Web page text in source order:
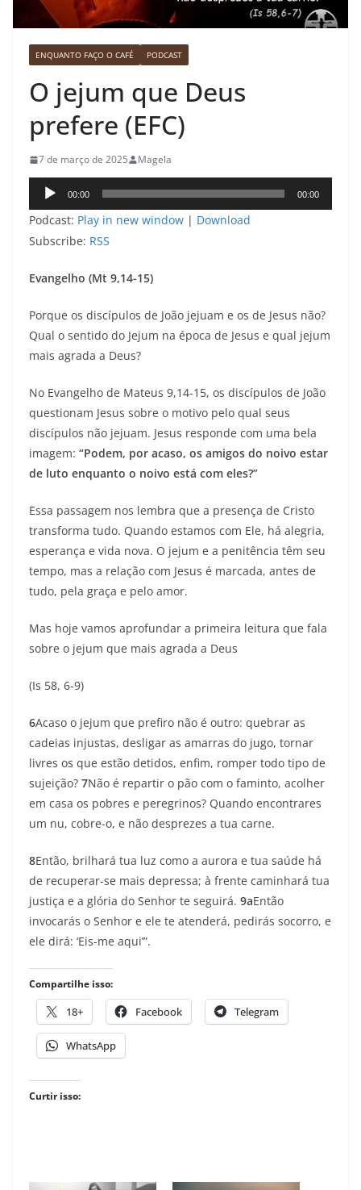
ENQUANTO FAÇO O CAFÉ PODCAST
O jejum que Deus
prefere (EFC)
7 de março de 2025 Magela
Tocador
de
áudio
00:00 00:00
Podcast: Play in new window | Download
Subscribe: RSS
Evangelho (Mt 9,14-15)
Porque os discípulos de João jejuam e os de Jesus não?
Qual o sentido do Jejum na época de Jesus e qual jejum
mais agrada a Deus?
No Evangelho de Mateus 9,14-15, os discípulos de João
questionam Jesus sobre o motivo pelo qual seus
discípulos não jejuam. Jesus responde com uma bela
imagem: “Podem, por acaso, os amigos do noivo estar
de luto enquanto o noivo está com eles?”
Essa passagem nos lembra que a presença de Cristo
transforma tudo. Quando estamos com Ele, há alegria,
esperança e vida nova. O jejum e a penitência têm seu
tempo, mas a relação com Jesus é marcada, antes de
tudo, pela graça e pelo amor.
Mas hoje vamos aprofundar a primeira leitura que fala
sobre o jejum que mais agrada a Deus
(Is 58, 6-9)
6Acaso o jejum que prefiro não é outro: quebrar as
cadeias injustas, desligar as amarras do jugo, tornar
livres os que estão detidos, enfim, romper todo tipo de
sujeição? 7Não é repartir o pão com o faminto, acolher
em casa os pobres e peregrinos? Quando encontrares
um nu, cobre-o, e não desprezes a tua carne.
8Então, brilhará tua luz como a aurora e tua saúde há
de recuperar-se mais depressa; à frente caminhará tua
justiça e a glória do Senhor te seguirá. 9aEntão
invocarás o Senhor e ele te atenderá, pedirás socorro, e
ele dirá: ‘Eis-me aqui’”.
Compartilhe isso:
18+ Facebook Telegram
WhatsApp
Curtir isso: